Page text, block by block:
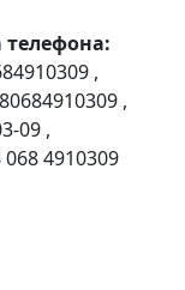
,
,
09 ,
068 4910309